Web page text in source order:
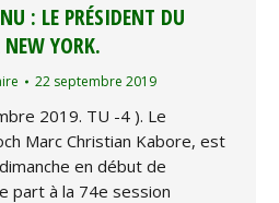
: LE PRÉSIDENT DU
YORK.
22 septembre 2019
2019. TU -4 ). Le
Marc Christian Kabore, est
en début de
part à la 74e session